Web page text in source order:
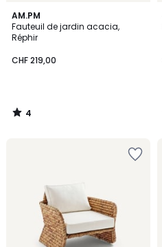
AM.PM
Fauteuil de jardin acacia,
Réphir
CHF 219,00
4
/
5
4
/